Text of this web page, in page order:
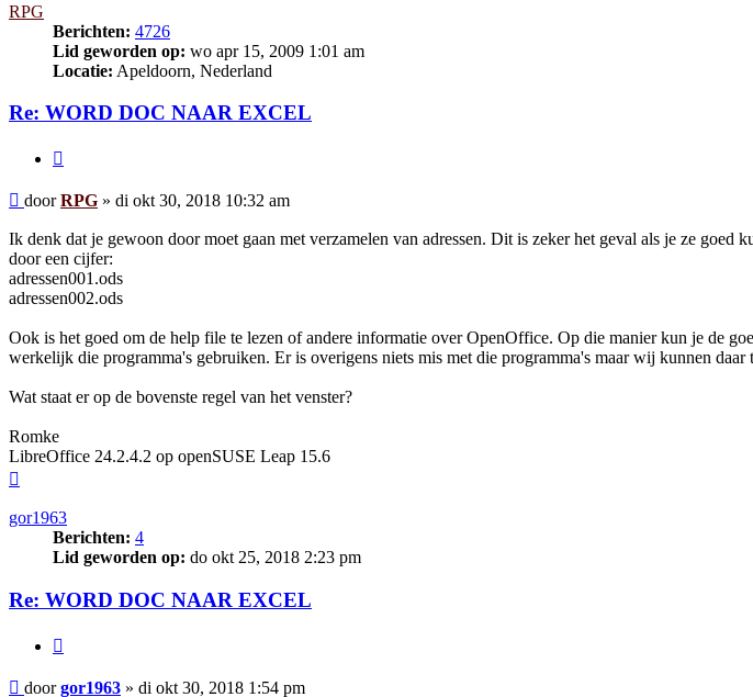
RPG
Berichten: 4726
Lid geworden op: wo apr 15, 2009 1:01 am
Locatie: Apeldoorn, Nederland
Re: WORD DOC NAAR EXCEL
Bericht
doorRPG » di okt 30, 2018 10:32 am
Ik denk dat je gewoon door moet gaan met verzamelen van adressen. Dit is zeker het geval als je ze
door een cijfer:
adressen001.ods
adressen002.ods
Ook is het goed om de help file te lezen of andere informatie over OpenOffice. Op die manier kun je de
werkelijk die programma's gebruiken. Er is overigens niets mis met die programma's maar wij kunnen
Wat staat er op de bovenste regel van het venster?
Romke
LibreOffice 24.2.4.2 op openSUSE Leap 15.6
gor1963
Berichten: 4
Lid geworden op: do okt 25, 2018 2:23 pm
Re: WORD DOC NAAR EXCEL
Bericht
doorgor1963 » di okt 30, 2018 1:54 pm